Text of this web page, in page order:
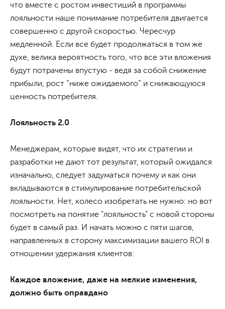
что вместе с ростом инвестиций в программы
лояльности наше понимание потребителя двигается
совершенно с другой скоростью. Чересчур
медленной. Если все будет продолжаться в том же
духе, велика вероятность того, что все эти вложения
будут потрачены впустую - ведя за собой снижение
прибыли, рост “ниже ожидаемого” и снижающуюся
ценность потребителя.
Лояльность 2.0
Менеджерам, которые видят, что их стратегии и
разработки не дают тот результат, который ожидался
изначально, следует задуматься почему и как они
вкладываются в стимулирование потребительской
лояльности. Нет, колесо изобретать не нужно: но вот
посмотреть на понятие "лояльность" с новой стороны
будет в самый раз. И начать можно с пяти шагов,
направленных в сторону максимизации вашего ROI в
отношении удержания клиентов:
Каждое вложение, даже на мелкие изменения,
должно быть оправдано